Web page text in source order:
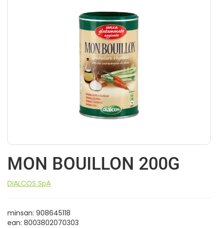
MON BOUILLON 200G
DIALCOS SpA
minsan: 908645118
ean: 8003802070303